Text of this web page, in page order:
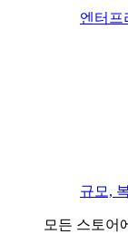
엔터프
규모,
모든 스토어